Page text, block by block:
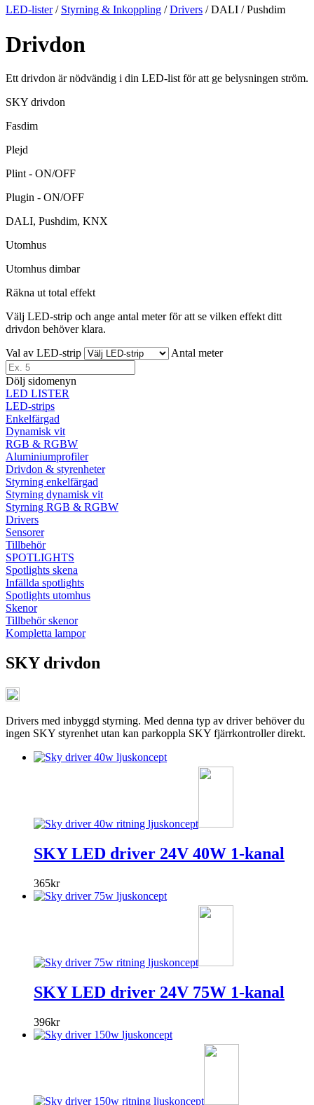
LED-lister/ Styrning & Inkoppling /Drivers /DALI / Pushdim
Drivdon
Ett drivdon är nödvändig i din LED-list för att ge belysningen ström.
SKY drivdon
Fasdim
Plejd
Plint - ON/OFF
Plugin - ON/OFF
DALI, Pushdim, KNX
Utomhus
Utomhus dimbar
Räkna ut total effekt
Välj LED-strip och ange antal meter för att se vilken effekt ditt
drivdon behöver klara.
Val av LED-strip
Antal meter
Dölj sidomenyn
LED LISTER
LED-strips
Enkelfärgad
Dynamisk vit
RGB & RGBW
Aluminiumprofiler
Drivdon & styrenheter
Styrning enkelfärgad
Styrning dynamisk vit
Styrning RGB & RGBW
Drivers
Sensorer
Tillbehör
SPOTLIGHTS
Spotlights skena
Infällda spotlights
Spotlights utomhus
Skenor
Tillbehör skenor
Kompletta lampor
SKY drivdon
Drivers med inbyggd styrning. Med denna typ av driver behöver du
ingen SKY styrenhet utan kan parkoppla SKY fjärrkontroller direkt.
SKY LED driver 24V 40W 1-kanal
365kr
SKY LED driver 24V 75W 1-kanal
396kr